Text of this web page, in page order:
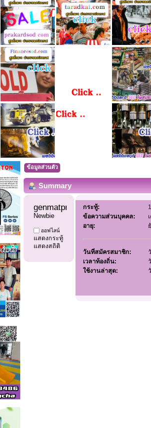
ข้อมูลส่วนตัว
Summary
genmatproduct
Newbie
ออฟไลน์
แสดงกระทู้
แสดงสถิติ
กระทู้:
ข้อความส่วนบุคคล:
อายุ:
วันที่สมัครสมาชิก:
เวลาท้องถิ่น:
ใช้งานล่าสุด: